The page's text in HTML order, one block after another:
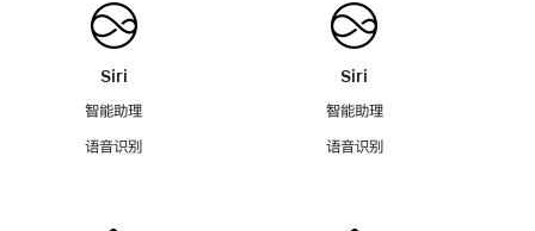
Siri
智能助理
语音识别
Siri
智能助理
语音识别